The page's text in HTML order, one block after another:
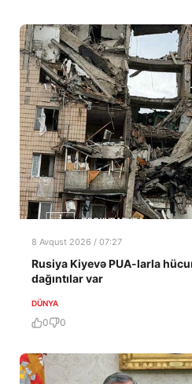
8 Avqust 2026 / 07:27
Rusiya Kiyevə PUA-larla
dağıntılar var
DÜNYA
0 0